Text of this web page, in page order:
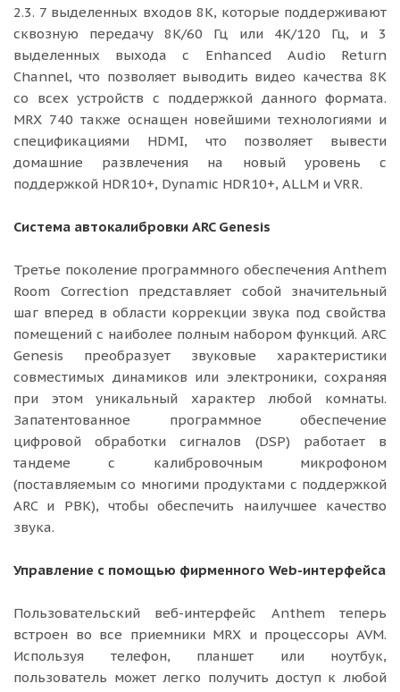
2.3. 7 выделенных входов 8K, которые поддерживают
сквозную передачу 8K/60 Гц или 4K/120 Гц, и 3
выделенных выхода с Enhanced Audio Return
Channel, что позволяет выводить видео качества 8K
со всех устройств с поддержкой данного формата.
MRX 740 также оснащен новейшими технологиями и
спецификациями HDMI, что позволяет вывести
домашние развлечения на новый уровень с
поддержкой HDR10+, Dynamic HDR10+, ALLM и VRR.
Система автокалибровки ARC Genesis
Третье поколение программного обеспечения Anthem
Room Correction представляет собой значительный
шаг вперед в области коррекции звука под свойства
помещений с наиболее полным набором функций. ARC
Genesis преобразует звуковые характеристики
совместимых динамиков или электроники, сохраняя
при этом уникальный характер любой комнаты.
Запатентованное программное обеспечение
цифровой обработки сигналов (DSP) работает в
тандеме с калибровочным микрофоном
(поставляемым со многими продуктами с поддержкой
ARC и PBK), чтобы обеспечить наилучшее качество
звука.
Управление с помощью фирменного Web-интерфейса
Пользовательский веб-интерфейс Anthem теперь
встроен во все приемники MRX и процессоры AVM.
Используя телефон, планшет или ноутбук,
пользователь может легко получить доступ к любой